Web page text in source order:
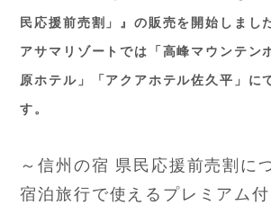
民応援前売割」』の販売を開始しまし
アサマリゾートでは「高峰マウンテン
原ホテル」「アクアホテル佐久平」に
す。
～信州の宿 県民応援前売割に
宿泊旅行で使えるプレミアム